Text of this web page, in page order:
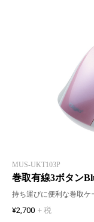
MUS-UKT103P
巻取有線3ボタン
持ち運びに便利な巻取ケ
¥2,700 + 税